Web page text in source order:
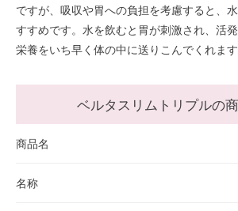
ですが、吸収や胃への負担を考慮すると、
すすめです。水を飲むと胃が刺激され、活
栄養をいち早く体の中に送りこんでくれます
ベルタスリムトリプルの
商品名
名称